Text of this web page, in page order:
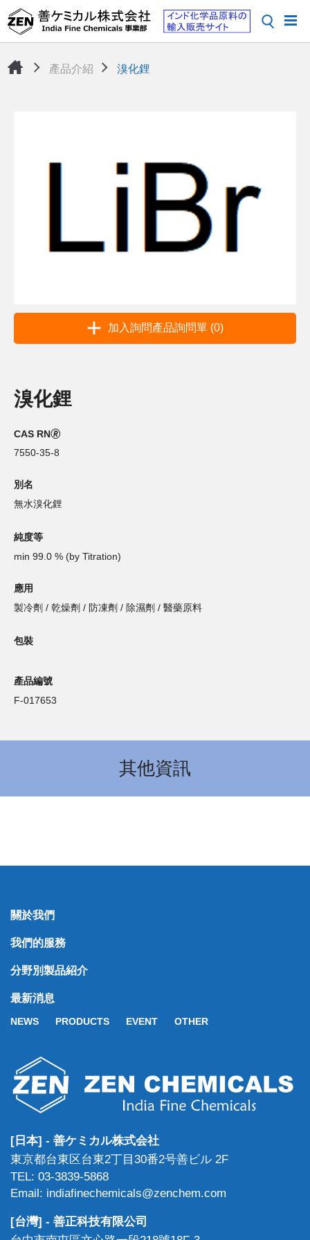
產品介紹 溴化鋰
加入詢問產品詢問單 (0)
溴化鋰
CAS RN🄬
7550-35-8
別名
無水溴化鋰
純度等
min 99.0 % (by Titration)
應用
製冷劑 / 乾燥劑 / 防凍劑 / 除濕劑 / 醫藥原料
包裝
產品編號
F-017653
其他資訊
關於我們
我們的服務
分野別製品紹介
最新消息
NEWS PRODUCTS EVENT OTHER
[日本] - 善ケミカル株式会社
東京都台東区台東2丁目30番2号善ビル 2F
TEL: 03-3839-5868
Email: indiafinechemicals@zenchem.com
[台灣] - 善正科技有限公司